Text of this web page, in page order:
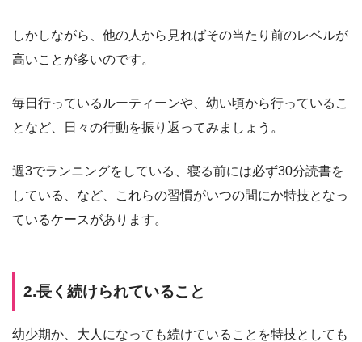
しかしながら、他の人から見ればその当たり前のレベルが
高いことが多いのです。
毎日行っているルーティーンや、幼い頃から行っているこ
となど、日々の行動を振り返ってみましょう。
週3でランニングをしている、寝る前には必ず30分読書を
している、など、これらの習慣がいつの間にか特技となっ
ているケースがあります。
2.長く続けられていること
幼少期か、大人になっても続けていることを特技としても